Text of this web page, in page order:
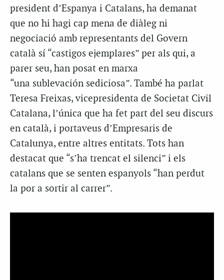
president d’Espanya i Catalans, ha demanat
que no hi hagi cap mena de diàleg ni
negociació amb representants del Govern
català sí “castigos ejemplares” per als qui, a
parer seu, han posat en marxa
“una sublevación sediciosa”. També ha parlat
Teresa Freixas, vicepresidenta de Societat Civil
Catalana, l’única que ha fet part del seu discurs
en català, i portaveus d’Empresaris de
Catalunya, entre altres entitats. Tots han
destacat que “s’ha trencat el silenci” i els
catalans que se senten espanyols “han perdut
la por a sortir al carrer”.